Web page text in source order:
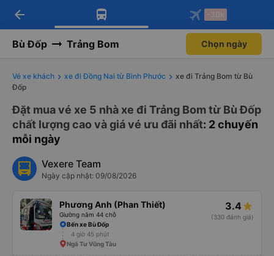
Tải app Vexere ngay!
Nhận ưu đãi thành viên độc
Mở app
Tải app Vexere
-30k/ghế khi đặt vé máy bay qua
Mở app
arrow_back -30k
Bù Đốp Trảng Bom Chọn ngày
Vé xe khách xe đi Đồng Nai từ Bình Phước
xe đi Trảng Bom từ Bù
Đốp
Đặt mua vé xe 5 nhà xe đi Trảng Bom từ Bù Đốp
chất lượng cao và giá vé ưu đãi nhất: 2 chuyến
mỗi ngày
Vexere Team
Ngày cập nhật: 09/08/2026
Phương Anh (Phan Thiết)
Giường nằm 44 chỗ
3.4
(330 đánh giá)
Bến xe Bù Đốp
4 giờ 45 phút
Ngã Tư Vũng Tàu